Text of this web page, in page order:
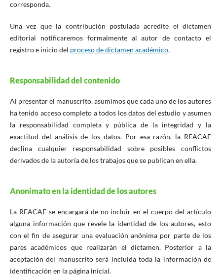
corresponda.
Una vez que la contribución postulada acredite el dictamen
editorial notificaremos formalmente al autor de contacto el
registro e inicio del proceso de dictamen académico.
Responsabilidad del contenido
Al presentar el manuscrito, asumimos que cada uno de los autores
ha tenido acceso completo a todos los datos del estudio y asumen
la responsabilidad completa y pública de la integridad y la
exactitud del análisis de los datos. Por esa razón, la REACAE
declina cualquier responsabilidad sobre posibles conflictos
derivados de la autoría de los trabajos que se publican en ella.
Anonimato en la identidad de los autores
La REACAE se encargará de no incluir en el cuerpo del artículo
alguna información que revele la identidad de los autores, esto
con el fin de asegurar una evaluación anónima por parte de los
pares académicos que realizarán el dictamen. Posterior a la
aceptación del manuscrito será incluida toda la información de
identificación en la página inicial.